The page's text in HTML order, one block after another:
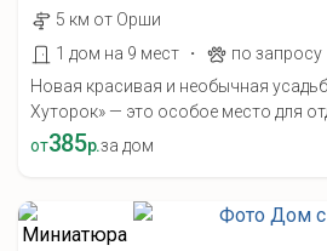
5 км от Орши
1 дом на 9 мест
·
по запросу
Новая красивая и необычная
Хуторок» — это особое место для
от385р.за дом